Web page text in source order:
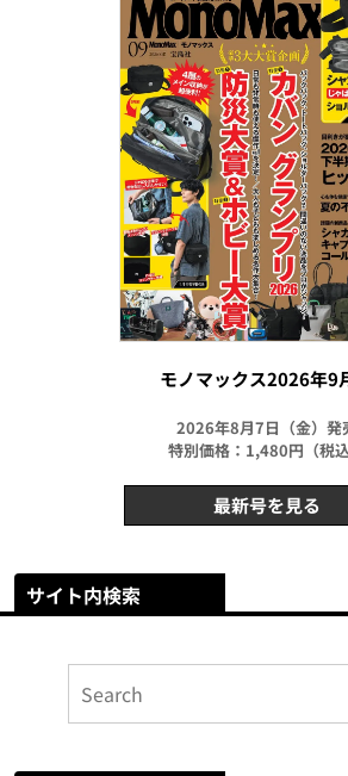
モノマックス2026年9
2026年8月7日（金）発
特別価格：1,480円（税込
最新号を見る
サイト内検索